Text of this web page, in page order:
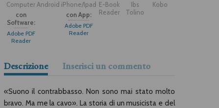
Computer
con
Software:
Adobe PDF
Reader
Android iPhone/Ipad
con App:
Adobe PDF
Reader
E-Book
Reader
Ibs
Tolino
Kobo
Descrizione Inserisci un commento
«Suono il contrabbasso. Non sono mai stato molto
bravo. Ma me la cavo». La storia di un musicista e del